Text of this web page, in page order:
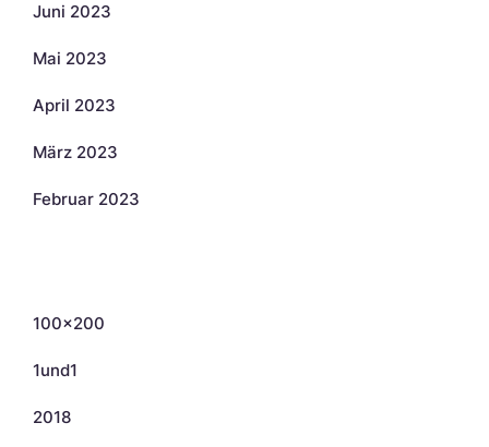
Juni 2023
Mai 2023
April 2023
März 2023
Februar 2023
100×200
1und1
2018